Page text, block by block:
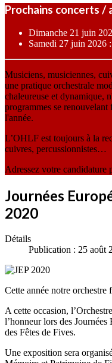
Prochains concerts /
Dimanche 21 juin
Samedi 27 juin 2026
Musiciens, musiciennes,
une pratique orchestrale
chaleureuse et dynamique,
programmes se
l'année.
L’OHLF est toujours à la
cuivres, percussionnistes…
Adressez votre candidature
Journées
2020
Détails
Publication : 25 août
Cette année notre orchestre
A cette occasion,
l’honneur lors des
des Fêtes de Fives.
Une exposition sera